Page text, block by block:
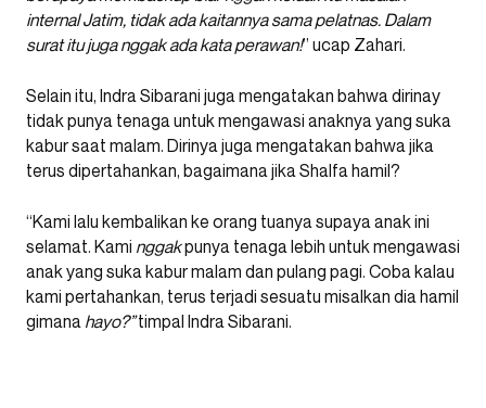
internal Jatim, tidak ada kaitannya sama pelatnas. Dalam
surat itu juga nggak ada kata perawan!” ucap Zahari.
Selain itu, Indra Sibarani juga mengatakan bahwa dirinay
tidak punya tenaga untuk mengawasi anaknya yang suka
kabur saat malam. Dirinya juga mengatakan bahwa jika
terus dipertahankan, bagaimana jika Shalfa hamil?
“Kami lalu kembalikan ke orang tuanya supaya anak ini
selamat. Kami nggakpunya tenaga lebih untuk mengawasi
anak yang suka kabur malam dan pulang pagi. Coba kalau
kami pertahankan, terus terjadi sesuatu misalkan dia hamil
gimana hayo?”timpal Indra Sibarani.